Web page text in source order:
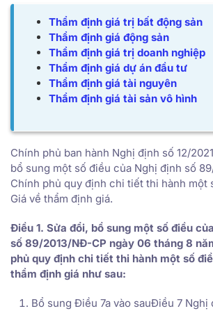
Thẩm định giá trị bất động sản
Thẩm định giá động sản
Thẩm định giá trị doanh nghiệp
Thẩm định giá dự án đầu tư
Thẩm định giá tài nguyên
Thẩm định giá tài sản vô hình
Chính phủ ban hành Nghị định số 12/
bổ sung một số điều của Nghị định số
Chính phủ quy định chi tiết thi hành một
Giá về thẩm định giá.
Điều 1. Sửa đổi, bổ sung một số điều
số 89/2013/NĐ-CP ngày 06 tháng 8
phủ quy định chi tiết thi hành một số
thẩm định giá như sau:
Bổ sung Điều 7a vào sauĐiều 7 Nghị